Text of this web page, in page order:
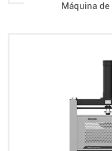
Máquina